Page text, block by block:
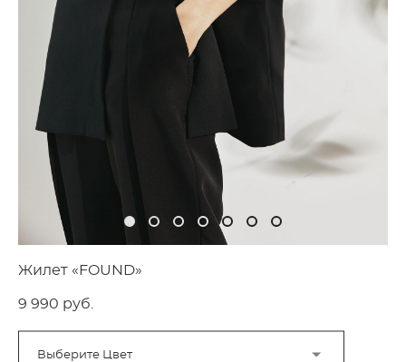
Жилет «FOUND»
9 990 pуб.
Выберите Цвет